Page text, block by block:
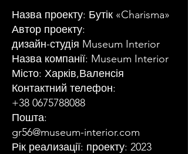
Назва проекту: Бутік «Charisma»
Автор проекту:
дизайн-студія Museum Interior
Назва компанії: Museum Interior
Місто: Харків,Валенсія
Контактний телефон:
+38 0675788088
Пошта:
gr56@museum-interior.com
Рік реализації: проекту: 2023